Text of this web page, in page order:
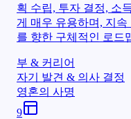
획 수립, 투자 결정, 소
게 매우 유용하며, 지
를 향한 구체적인 로드
부 & 커리어
자기 발견 & 의사 결정
영혼의 사명
9